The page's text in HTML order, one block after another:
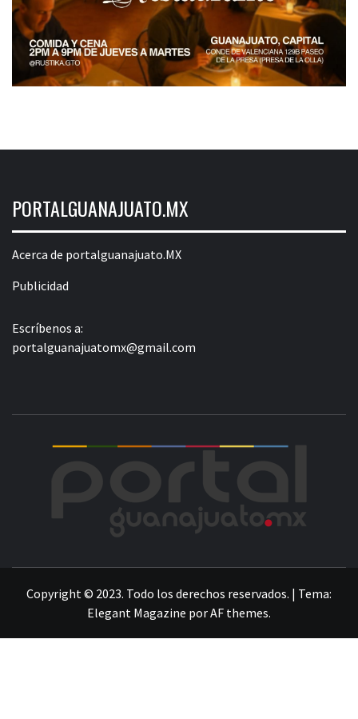
PORTALGUANAJUATO.MX
Acerca de portalguanajuato.MX
Publicidad
Escríbenos a:
portalguanajuatomx@gmail.com
Copyright © 2023. Todo los derechos reservados. | Tema:
Elegant Magazine porAF themes.